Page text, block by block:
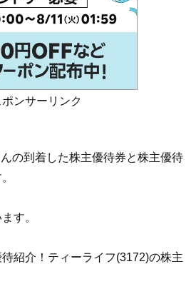
ポンサーリンク
の到着した株主優待券と株主優待
す。
紹介！ティーライフ(3172)の株主